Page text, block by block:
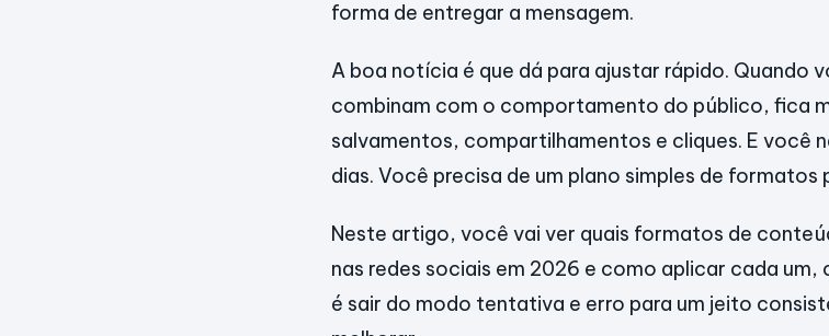
forma de entregar a mensagem.
A boa notícia é que dá para ajustar rápido. Quando
combinam com o comportamento do público, fica
salvamentos, compartilhamentos e cliques. E você
dias. Você precisa de um plano simples de formatos
Neste artigo, você vai ver quais formatos de
nas redes sociais em 2026 e como aplicar cada
é sair do modo tentativa e erro para um jeito